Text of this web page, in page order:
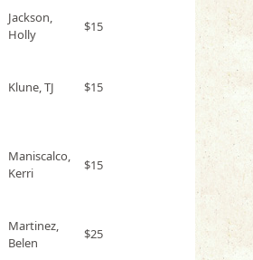
Jackson,
Holly
$15
Klune, TJ $15
Maniscalco,
Kerri
$15
Martinez,
Belen
$25